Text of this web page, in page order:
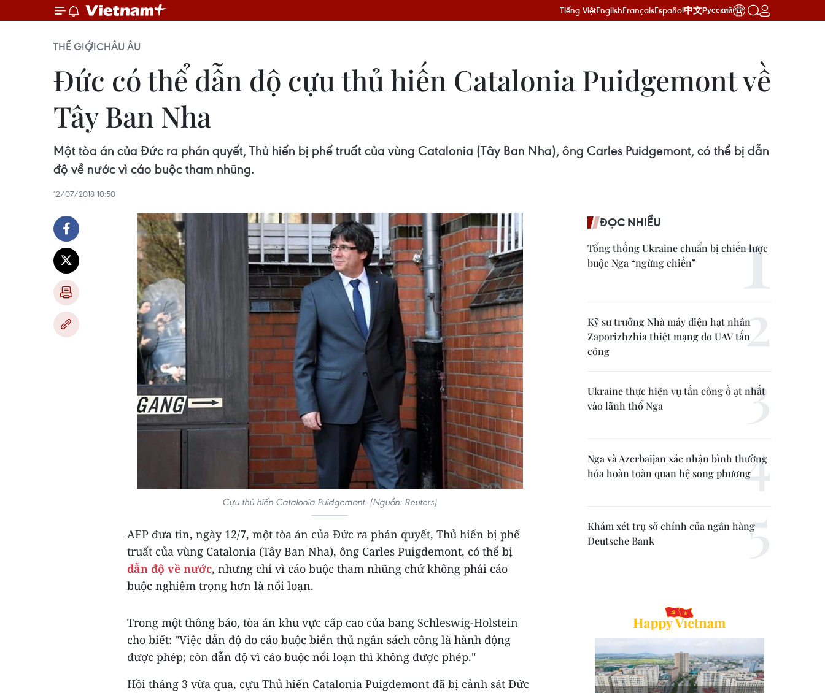
Tiếng ViệtEnglishFrançaisEspañol中文Русский
THẾ GIỚICHÂU ÂU
Đức có thể dẫn độ cựu thủ hiến Catalonia Puidgemont về
Tây Ban Nha
Một tòa án của Đức ra phán quyết, Thủ hiến bị phế truất của vùng Catalonia (Tây Ban Nha), ông Carles Puidgemont, có thể bị dẫn
độ về nước vì cáo buộc tham nhũng.
12/07/2018 10:50
Cựu thủ hiến Catalonia Puidgemont. (Nguồn: Reuters)
AFP đưa tin, ngày 12/7, một tòa án của Đức ra phán quyết, Thủ hiến bị phế
truất của vùng Catalonia (Tây Ban Nha), ông Carles Puigdemont, có thể bị
dẫn độ về nước, nhưng chỉ vì cáo buộc tham nhũng chứ không phải cáo
buộc nghiêm trọng hơn là nổi loạn.
Trong một thông báo, tòa án khu vực cấp cao của bang Schleswig-Holstein
cho biết: "Việc dẫn độ do cáo buộc biển thủ ngân sách công là hành động
được phép; còn dẫn độ vì cáo buộc nổi loạn thì không được phép."
Hồi tháng 3 vừa qua, cựu Thủ hiến Catalonia Puigdemont đã bị cảnh sát Đức
ĐỌC NHIỀU
Tổng thống Ukraine chuẩn bị chiến lược
buộc Nga “ngừng chiến”
Kỹ sư trưởng Nhà máy điện hạt nhân
Zaporizhzhia thiệt mạng do UAV tấn
công
Ukraine thực hiện vụ tấn công ồ ạt nhất
vào lãnh thổ Nga
Nga và Azerbaijan xác nhận bình thường
hóa hoàn toàn quan hệ song phương
Khám xét trụ sở chính của ngân hàng
Deutsche Bank